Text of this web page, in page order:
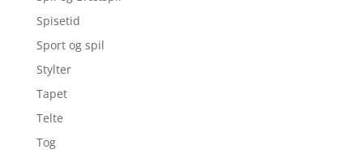
Spisetid
Sport og spil
Stylter
Tapet
Telte
Tog